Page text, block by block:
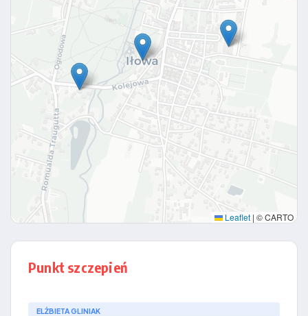
Leaflet | © CARTO
Punkt szczepień
ELŻBIETA GLINIAK